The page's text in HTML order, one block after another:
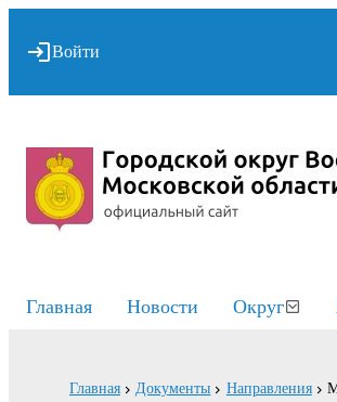
Войти
Главная Новости Округ
Главная Документы Направления